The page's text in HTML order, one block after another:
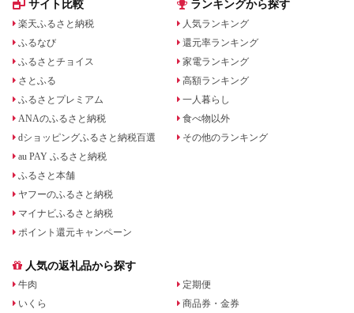
サイト比較
楽天ふるさと納税
ふるなび
ふるさとチョイス
さとふる
ふるさとプレミアム
ANAのふるさと納税
dショッピングふるさと納税百選
au PAY ふるさと納税
ふるさと本舗
ヤフーのふるさと納税
マイナビふるさと納税
ポイント還元キャンペーン
ランキングから探す
人気ランキング
還元率ランキング
家電ランキング
高額ランキング
一人暮らし
食べ物以外
その他のランキング
人気の返礼品から探す
牛肉
いくら
定期便
商品券・金券